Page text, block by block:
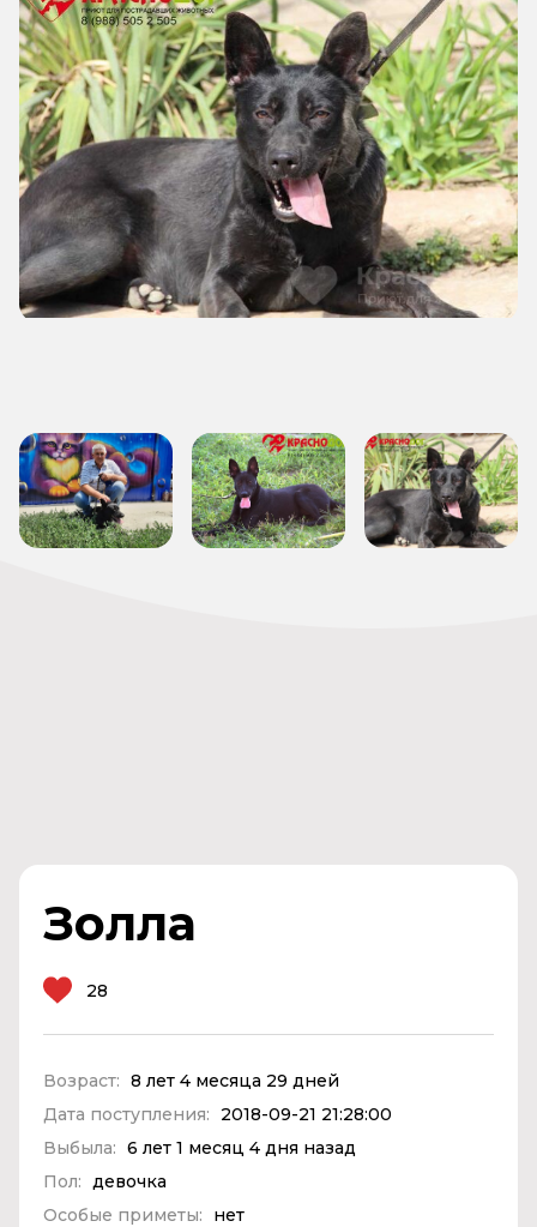
Золла
28
Возраст: 8 лет 4 месяца 29 дней
Дата поступления:
2018-09-21 21:28:00
Выбыла: 6 лет 1 месяц 4 дня назад
Пол:
девочка
Особые приметы:
нет